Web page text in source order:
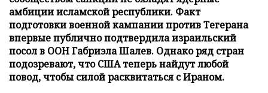
амбиции исламской республики. Факт
подготовки военной кампании против Тегерана
впервые публично подтвердила израильский
посол в ООН Габриэла Шалев. Однако ряд стран
подозревают, что США теперь найдут любой
повод, чтобы силой расквитаться с Ираном.